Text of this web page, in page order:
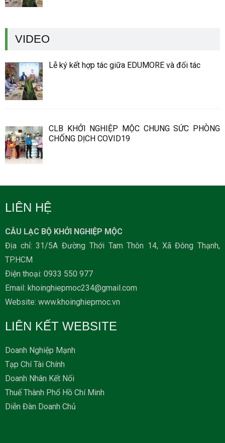
VIDEO
Lễ ký kết hợp tác giữa EDUMORE và đối tác
CLB KHỞI NGHIỆP MỘC CHUNG SỨC PHÒNG
CHỐNG DỊCH COVID19
LIÊN HỆ
CÂU LẠC BỘ KHỞI NGHIỆP MỘC
Địa chỉ: 31/5A Đường Thới Tam Thôn 14, Xã Đông Thạnh,
TP.HCM
Ðiện thoại: 0933 550 977
Email: khoinghiepmoc234@gmail.com
Website: www.khoinghiepmoc.vn
LIÊN KẾT WEBSITE
Doanh Nghiệp Mạnh
Tạp Chí Tài Chính
Doanh Nhân Kết Nối
Thuế Thành Phố Hồ Chí Minh
Diễn Đàn Doanh Chủ